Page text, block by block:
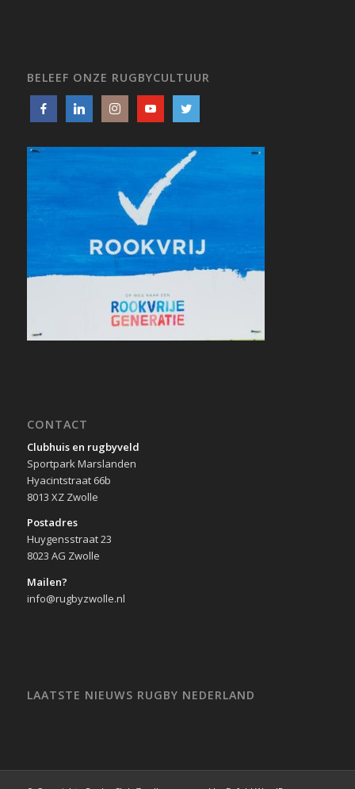
BELEEF ONZE RUGBYCULTUUR
CONTACT
Clubhuis en rugbyveld
Sportpark Marslanden
Hyacintstraat 66b
8013 XZ Zwolle
Postadres
Huygensstraat 23
8023 AG Zwolle
Mailen?
info@rugbyzwolle.nl
LAATSTE NIEUWS RUGBY NEDERLAND